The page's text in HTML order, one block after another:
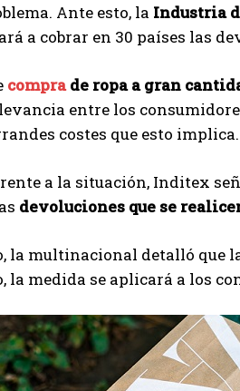
Ante esto, la Industria
a cobrar en 30 países las
comprade ropa a gran
entre los
costes que esto implica.
a la situación, Inditex
devoluciones que se
la multinacional detalló que
la medida se aplicará a los